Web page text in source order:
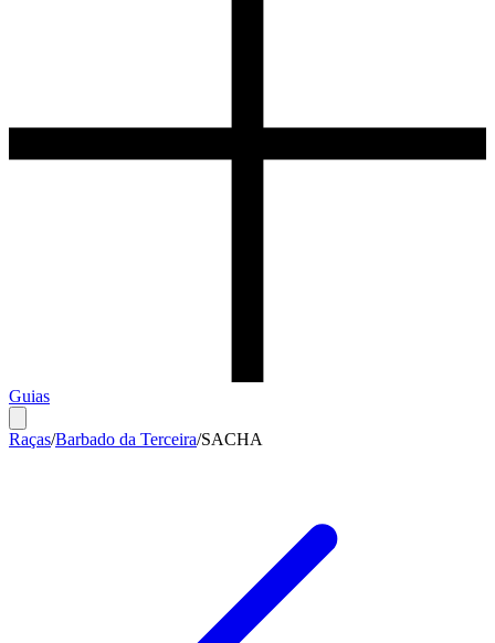
Guias
Raças/Barbado da Terceira/SACHA